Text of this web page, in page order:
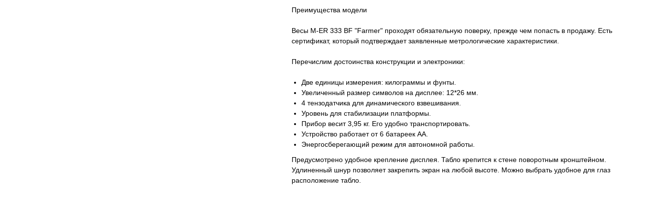
Преимущества модели
Весы M-ER 333 BF "Farmer" проходят обязательную поверку, прежде чем попасть в продажу. Есть
сертификат, который подтверждает заявленные метрологические характеристики.
Перечислим достоинства конструкции и электроники:
Две единицы измерения: килограммы и фунты.
Увеличенный размер символов на дисплее: 12*26 мм.
4 тензодатчика для динамического взвешивания.
Уровень для стабилизации платформы.
Прибор весит 3,95 кг. Его удобно транспортировать.
Устройство работает от 6 батареек АА.
Энергосберегающий режим для автономной работы.
Предусмотрено удобное крепление дисплея. Табло крепится к стене поворотным кронштейном.
Удлиненный шнур позволяет закрепить экран на любой высоте. Можно выбрать удобное для глаз
расположение табло.